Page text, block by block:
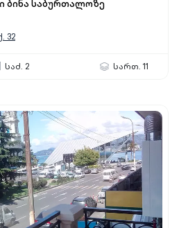
ბინა საბურთალოზე
32
საძ. 2 სართ. 11